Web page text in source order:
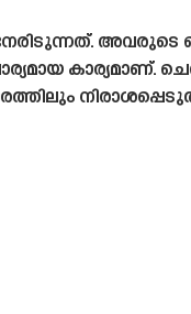
അവരുടെ